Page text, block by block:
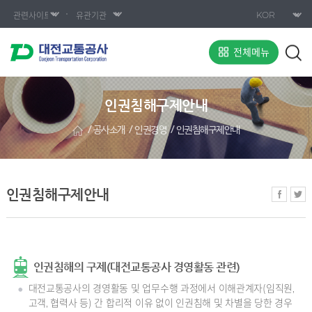
전체메뉴
인권침해구제안내
공사소개 인권경영 인권침해구제안내
인권침해구제안내
인권침해의 구제(대전교통공사 경영활동 관련)
대전교통공사의 경영활동 및 업무수행 과정에서 이해관계자(임직원,
고객, 협력사 등) 간 합리적 이유 없이 인권침해 및 차별을 당한 경우